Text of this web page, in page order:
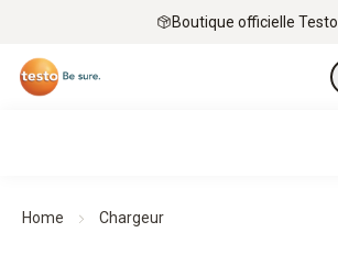
Boutique officielle Testo
Home Chargeur